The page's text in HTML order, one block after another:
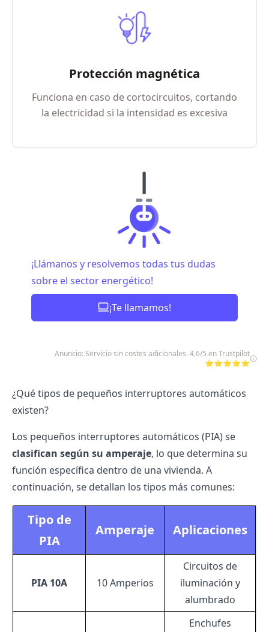
Protección magnética
Funciona en caso de cortocircuitos, cortando
la electricidad si la intensidad es excesiva
¡Llámanos y resolvemos todas tus dudas
sobre el sector energético!
¡Te llamamos!
Anuncio: Servicio sin costes adicionales. 4,6/5 en Trustpilot
⭐⭐⭐⭐⭐
¿Qué tipos de pequeños interruptores automáticos
existen?
Los pequeños interruptores automáticos (PIA) se
clasifican según su amperaje, lo que determina su
función específica dentro de una vivienda. A
continuación, se detallan los tipos más comunes:
Tipo de
PIA
Amperaje Aplicaciones
PIA 10A 10 Amperios
Circuitos de
iluminación y
alumbrado
Enchufes